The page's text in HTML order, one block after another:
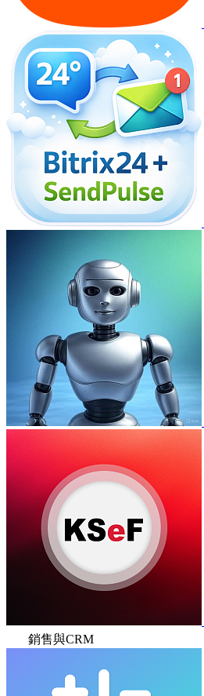
銷售與CRM